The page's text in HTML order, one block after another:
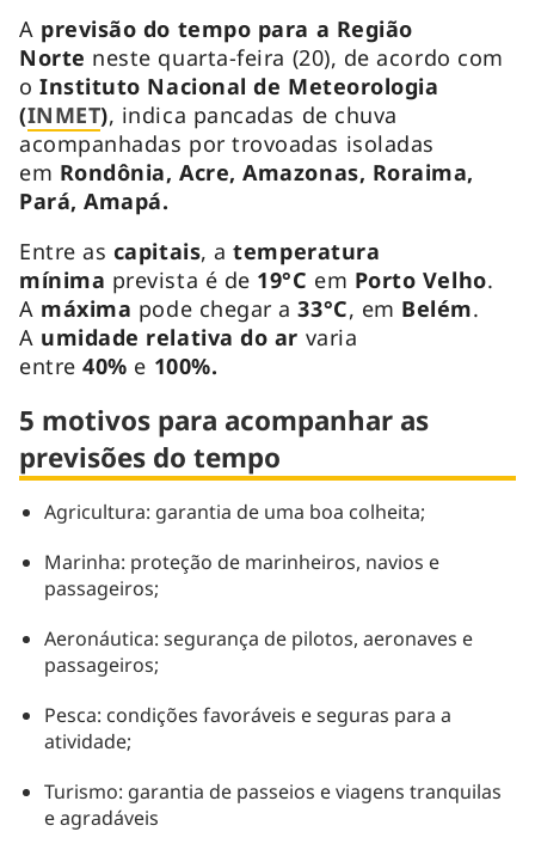
A previsão do tempo para a Região
Norte neste quarta-feira (20), de acordo com
oInstituto Nacional de Meteorologia
(INMET), indica pancadas de chuva
acompanhadas por trovoadas isoladas
em Rondônia, Acre, Amazonas, Roraima,
Pará, Amapá.
Entre as capitais, atemperatura
mínima prevista é de 19°C em Porto Velho.
A máxima pode chegar a33°C, em Belém.
A umidade relativa do ar varia
entre40% e 100%.
5 motivos para acompanhar as
previsões do tempo
Agricultura: garantia de uma boa colheita;
Marinha: proteção de marinheiros, navios e
passageiros;
Aeronáutica: segurança de pilotos, aeronaves e
passageiros;
Pesca: condições favoráveis e seguras para a
atividade;
Turismo: garantia de passeios e viagens tranquilas
e agradáveis